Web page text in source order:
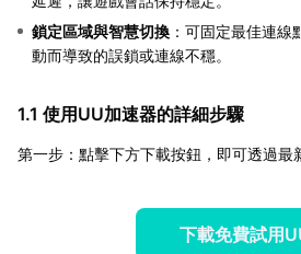
鎖定區域與智慧切換 ：可固定最佳連
動而導致的誤鎖或連線不穩。
1.1 使用UU加速器的詳細步驟
第一步：點擊下方下載按鈕，即可透過最
下載免費試用